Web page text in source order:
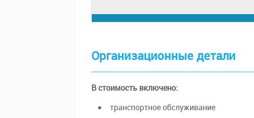
Организационные детали
В стоимость включено:
транспортное обслуживание